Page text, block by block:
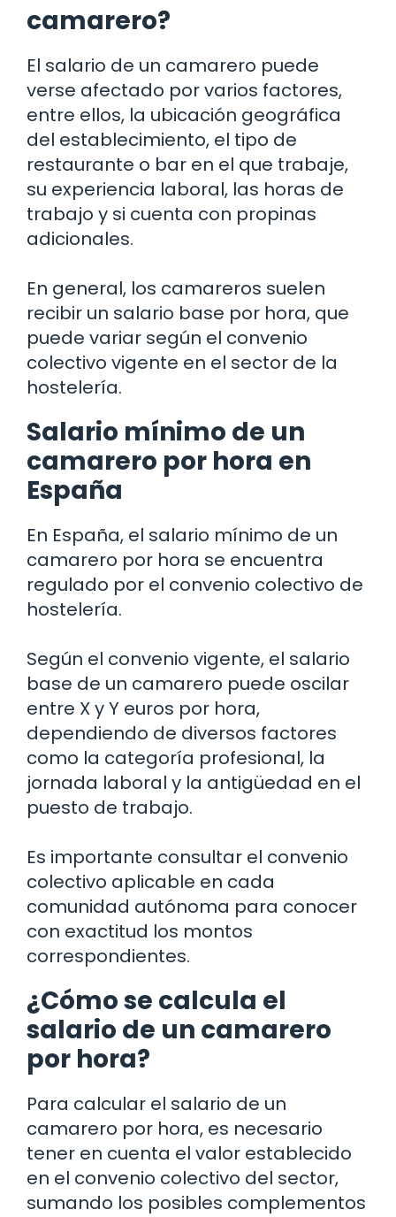
camarero?
El salario de un camarero puede
verse afectado por varios factores,
entre ellos, la ubicación geográfica
del establecimiento, el tipo de
restaurante o bar en el que trabaje,
su experiencia laboral, las horas de
trabajo y si cuenta con propinas
adicionales.
En general, los camareros suelen
recibir un salario base por hora, que
puede variar según el convenio
colectivo vigente en el sector de la
hostelería.
Salario mínimo de un
camarero por hora en
España
En España, el salario mínimo de un
camarero por hora se encuentra
regulado por el convenio colectivo de
hostelería.
Según el convenio vigente, el salario
base de un camarero puede oscilar
entre X y Y euros por hora,
dependiendo de diversos factores
como la categoría profesional, la
jornada laboral y la antigüedad en el
puesto de trabajo.
Es importante consultar el convenio
colectivo aplicable en cada
comunidad autónoma para conocer
con exactitud los montos
correspondientes.
¿Cómo se calcula el
salario de un camarero
por hora?
Para calcular el salario de un
camarero por hora, es necesario
tener en cuenta el valor establecido
en el convenio colectivo del sector,
sumando los posibles complementos